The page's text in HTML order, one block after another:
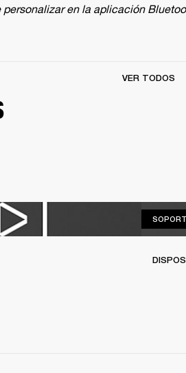
personalizar en la aplicación
VER TODOS